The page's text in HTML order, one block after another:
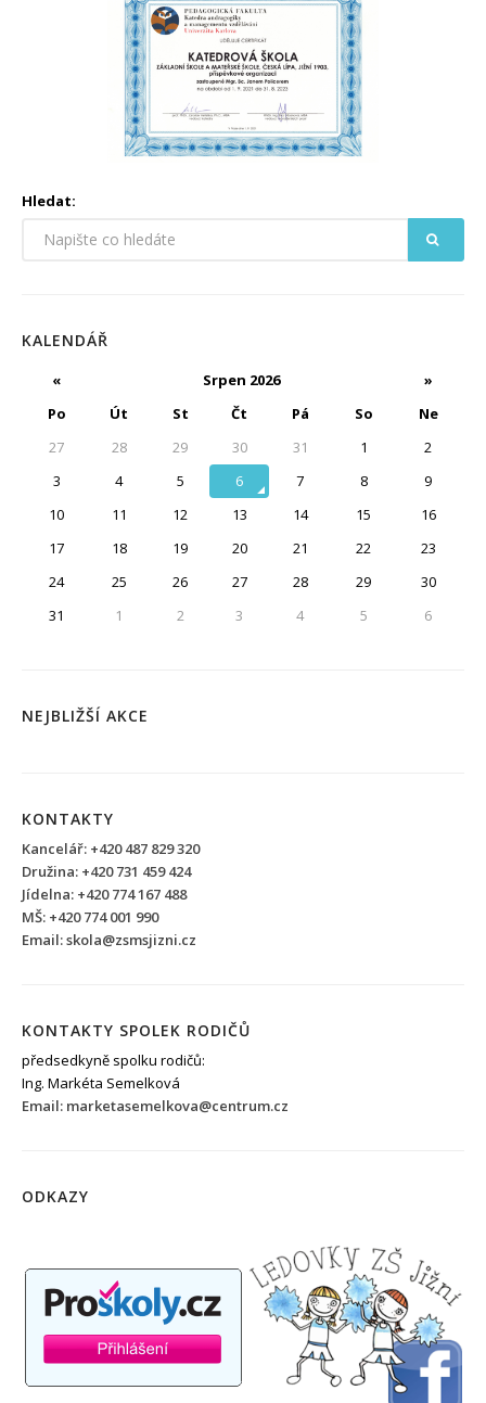
Hledat:
KALENDÁŘ
« Srpen 2026
»
Po
Út St Čt Pá So
Ne
27
28 29 30 31 1
2
3
4 5 6 7 8
9
10
11 12 13 14 15
16
17
18 19 20 21 22
23
24
25 26 27 28 29
30
31
1 2 3 4 5 6
NEJBLIŽŠÍ AKCE
KONTAKTY
Kancelář: +420 487 829 320
Družina: +420 731 459 424
Jídelna: +420 774 167 488
MŠ: +420 774 001 990
Email: skola@zsmsjizni.cz
KONTAKTY SPOLEK RODIČŮ
předsedkyně spolku rodičů:
Ing. Markéta Semelková
Email: marketasemelkova@centrum.cz
ODKAZY